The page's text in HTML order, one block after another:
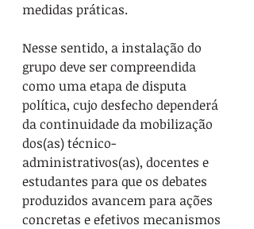
medidas práticas.
Nesse sentido, a instalação do
grupo deve ser compreendida
como uma etapa de disputa
política, cujo desfecho dependerá
da continuidade da mobilização
dos(as) técnico-
administrativos(as), docentes e
estudantes para que os debates
produzidos avancem para ações
concretas e efetivos mecanismos